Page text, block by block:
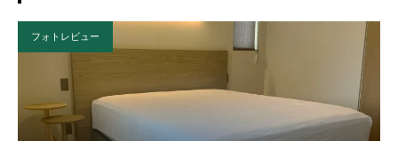
フォトレビュー